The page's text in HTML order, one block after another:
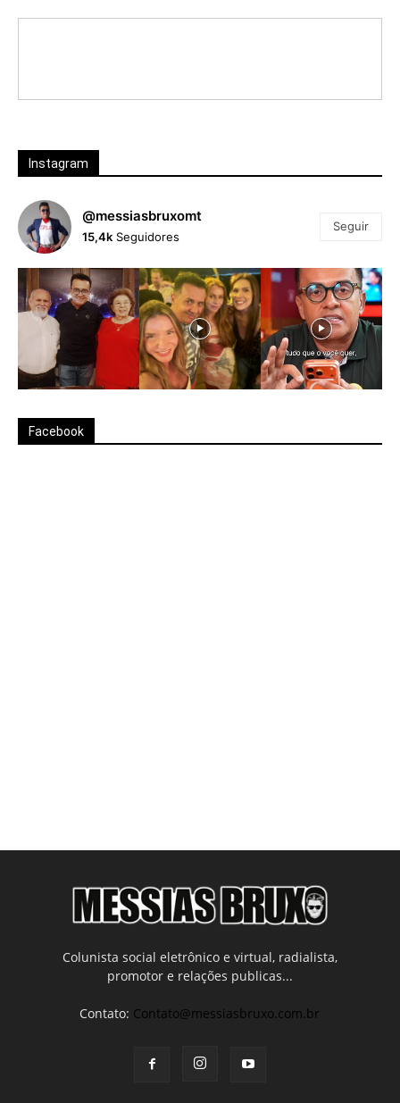
Instagram
@messiasbruxomt
15,4k Seguidores
Seguir
Facebook
Colunista social eletrônico e virtual, radialista,
promotor e relações publicas...
Contato: Contato@messiasbruxo.com.br